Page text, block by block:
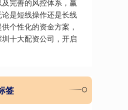
完善的风控体系，赢
是短线操作还是长线
个性化的资金方案，
十大配资公司，开启
签